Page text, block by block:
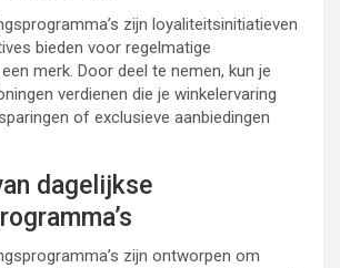
zijn loyaliteitsinitiatieven
bieden voor regelmatige
merk. Door deel te nemen, kun je
verdienen die je winkelervaring
of exclusieve aanbiedingen
dagelijkse
zijn ontworpen om